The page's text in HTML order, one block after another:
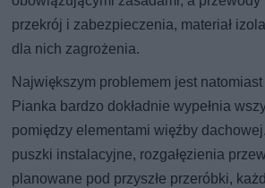
przekrój i zabezpieczenia, materiał
dla nich zagrożenia.
Największym problemem jest
Pianka bardzo dokładnie wypełnia
pomiędzy elementami więźby
puszki instalacyjne, rozgałęzienia
planowane pod przyszłe przeróbki,